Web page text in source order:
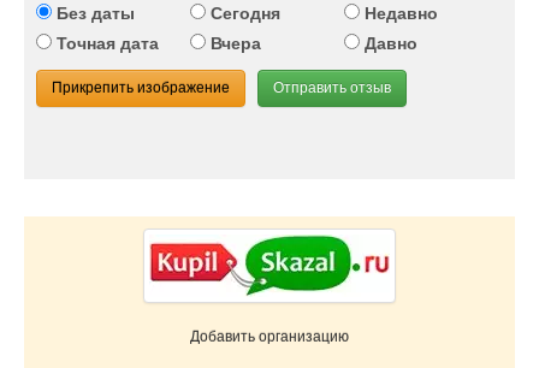
Без даты
Сегодня
Недавно
Точная дата
Вчера Давно
Прикрепить изображение Отправить отзыв
Добавить организацию